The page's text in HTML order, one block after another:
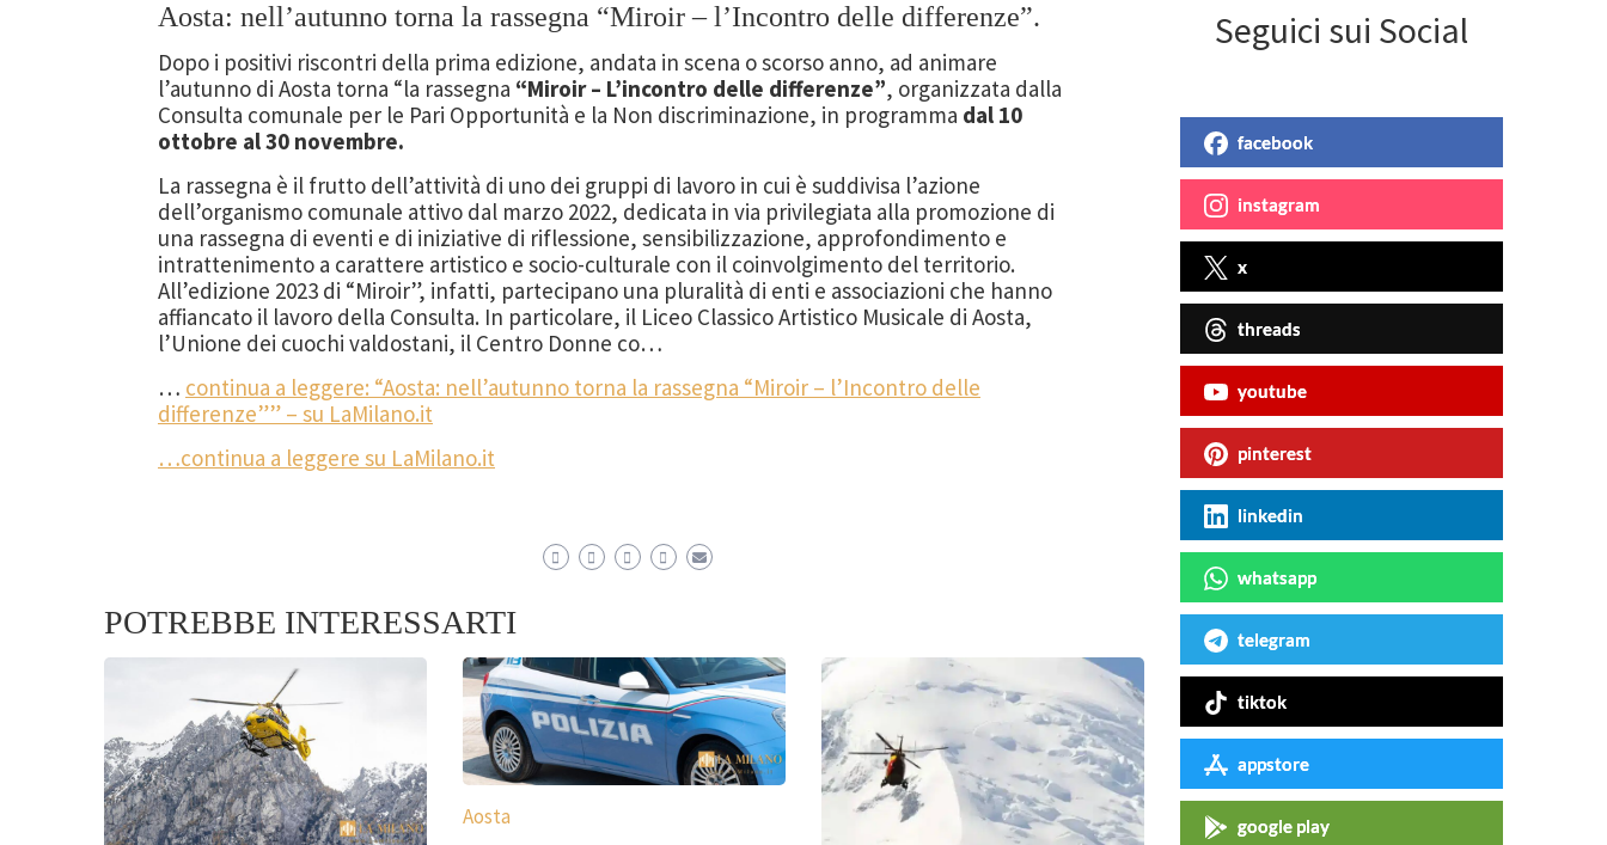
Aosta: nell’autunno torna la rassegna “Miroir – l’Incontro delle differenze”.
Dopo i positivi riscontri della prima edizione, andata in scena o scorso anno, ad animare
l’autunno di Aosta torna “la rassegna “Miroir – L’incontro delle differenze”, organizzata dalla
Consulta comunale per le Pari Opportunità e la Non discriminazione, in programma dal 10
ottobre al 30 novembre.
La rassegna è il frutto dell’attività di uno dei gruppi di lavoro in cui è suddivisa l’azione
dell’organismo comunale attivo dal marzo 2022, dedicata in via privilegiata alla promozione di
una rassegna di eventi e di iniziative di riflessione, sensibilizzazione, approfondimento e
intrattenimento a carattere artistico e socio-culturale con il coinvolgimento del territorio.
All’edizione 2023 di “Miroir”, infatti, partecipano una pluralità di enti e associazioni che hanno
affiancato il lavoro della Consulta. In particolare, il Liceo Classico Artistico Musicale di Aosta,
l’Unione dei cuochi valdostani, il Centro Donne co…
… continua a leggere: “Aosta: nell’autunno torna la rassegna “Miroir – l’Incontro delle
differenze”” – su LaMilano.it
…continua a leggere su LaMilano.it
POTREBBE INTERESSARTI
Aosta
Seguici sui Social
facebook
instagram
x
threads
youtube
pinterest
linkedin
whatsapp
telegram
tiktok
appstore
google play